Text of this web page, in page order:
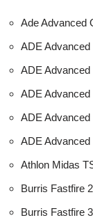
Ade Advanced
ADE
ADE
ADE
ADE
ADE
Athlon Midas
Burris Fastfire 2
Burris Fastfire 3